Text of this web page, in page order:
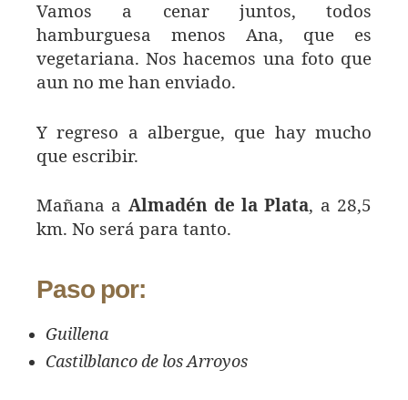
Vamos a cenar juntos, todos
hamburguesa menos Ana, que es
vegetariana. Nos hacemos una foto que
aun no me han enviado.
Y regreso a albergue, que hay mucho
que escribir.
Mañana a Almadén de la Plata, a 28,5
km. No será para tanto.
Paso por:
Guillena
Castilblanco de los Arroyos